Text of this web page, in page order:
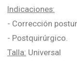
Indicaciones:
- Corrección
- Postquirúrgico.
Talla: Universal